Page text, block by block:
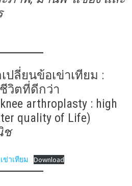
ลี่ยนข้อเข่าเทียม :
วิตที่ดีกว่า
arthroplasty : high
quality of Life)
ช
ข่าเทียม Download